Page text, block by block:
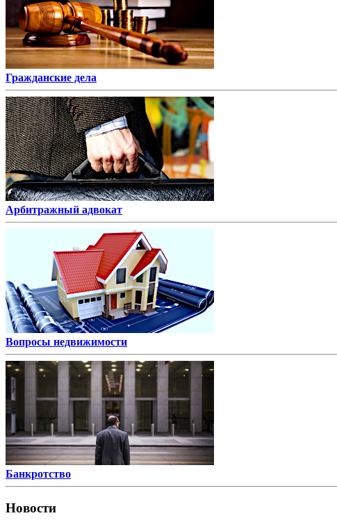
Гражданские дела
Арбитражный адвокат
Вопросы недвижимости
Банкротство
Новости